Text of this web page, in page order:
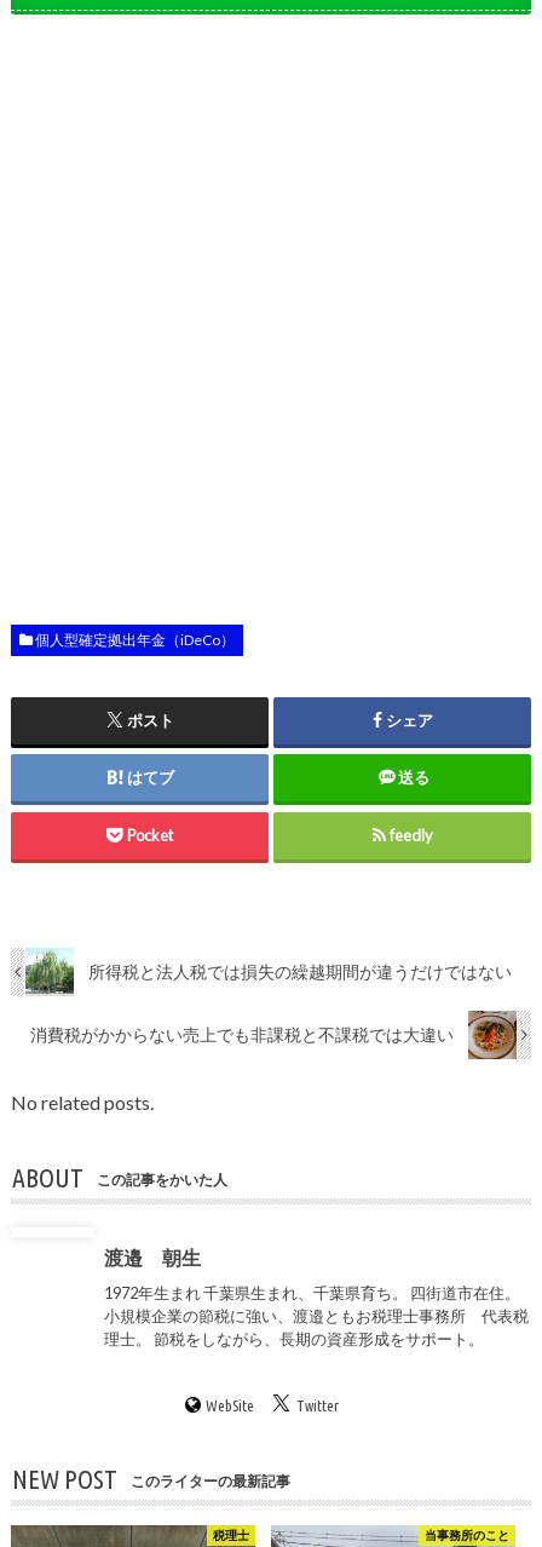
個人型確定拠出年金（iDeCo）
ポスト シェア
はてブ 送る
Pocket feedly
所得税と法人税では損失の繰越期間が違うだけではない
消費税がかからない売上でも非課税と不課税では大違い
No related posts.
ABOUT この記事をかいた人
渡邉 朝生
1972年生まれ 千葉県生まれ、千葉県育ち。 四街道市在住。
小規模企業の節税に強い、渡邉ともお税理士事務所 代表税
理士。 節税をしながら、長期の資産形成をサポート。
WebSite Twitter
NEW POST このライターの最新記事
税理士 当事務所のこと